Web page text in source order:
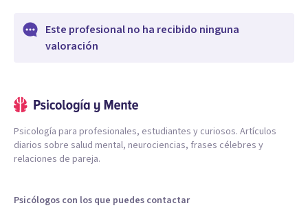
Este profesional no ha recibido ninguna
valoración
Psicología para profesionales, estudiantes y curiosos. Artículos
diarios sobre salud mental, neurociencias, frases célebres y
relaciones de pareja.
Psicólogos con los que puedes contactar